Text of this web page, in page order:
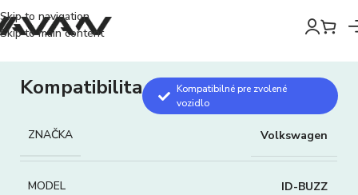
Skip to navigation
Skip to main content
Kompatibilita
Kompatibilné pre zvolené
vozidlo
ZNAČKA Volkswagen
MODEL ID-BUZZ